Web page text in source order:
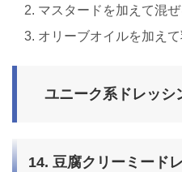
マスタードを加えて混ぜ
オリーブオイルを加え
ユニーク系ドレッシ
14. 豆腐クリーミード